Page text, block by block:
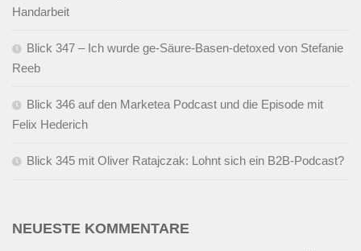
Handarbeit
Blick 347 – Ich wurde ge-Säure-Basen-detoxed von Stefanie
Reeb
Blick 346 auf den Marketea Podcast und die Episode mit
Felix Hederich
Blick 345 mit Oliver Ratajczak: Lohnt sich ein B2B-Podcast?
NEUESTE KOMMENTARE